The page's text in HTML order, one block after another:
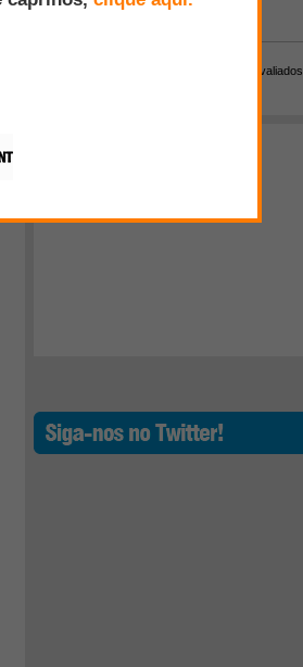
Melhor avaliados